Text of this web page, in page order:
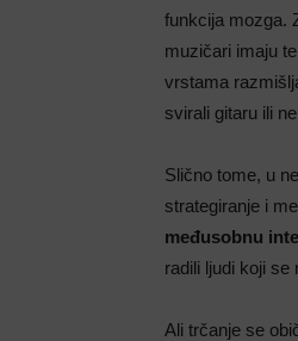
funkcija mozga.
muzičari imaju
vrstama
svirali gitaru ili
Slično tome, u
strategiranje i
međusobnu
radili ljudi koji se
Ali trčanje se